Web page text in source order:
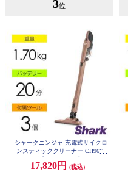
3位
シャークニンジャ 充電式サイクロ
ンスティッククリーナー CH966J
ス/ライトコーラル】 CH966JLC
17,820円
(税込)